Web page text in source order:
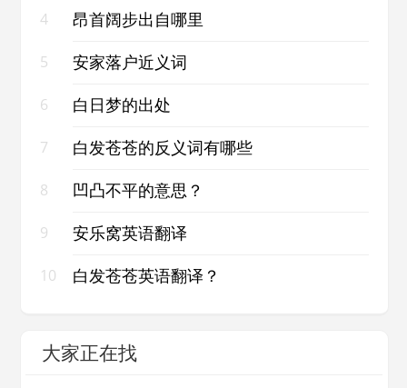
4 昂首阔步出自哪里
5 安家落户近义词
6 白日梦的出处
7 白发苍苍的反义词有哪些
8 凹凸不平的意思？
9 安乐窝英语翻译
10 白发苍苍英语翻译？
大家正在找